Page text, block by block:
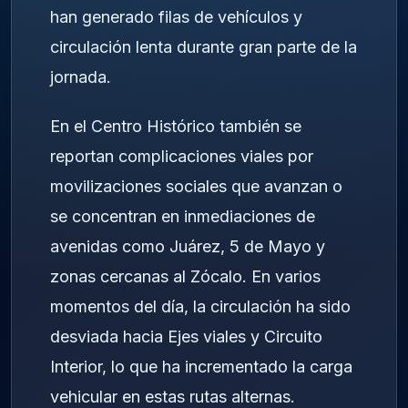
han generado filas de vehículos y
circulación lenta durante gran parte de la
jornada.
En el Centro Histórico también se
reportan complicaciones viales por
movilizaciones sociales que avanzan o
se concentran en inmediaciones de
avenidas como Juárez, 5 de Mayo y
zonas cercanas al Zócalo. En varios
momentos del día, la circulación ha sido
desviada hacia Ejes viales y Circuito
Interior, lo que ha incrementado la carga
vehicular en estas rutas alternas.